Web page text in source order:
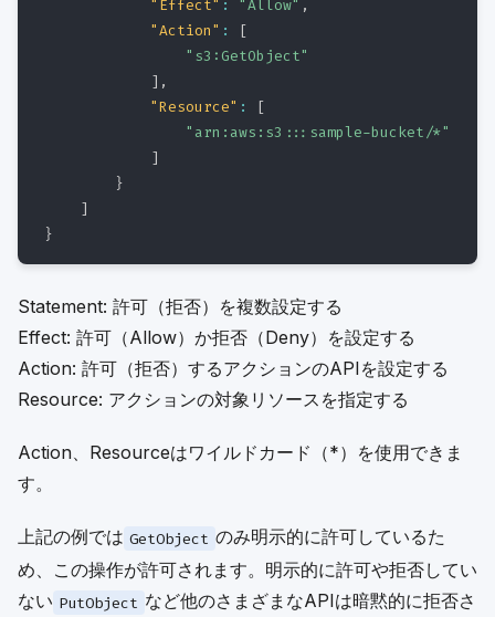
"Effect" : "Allow" ,
"Action" :
[
"s3:GetObject"
] ,
"Resource" :
[
"arn:aws:s3:::sample-bucket/*"
]
}
]
}
Statement: 許可（拒否）を複数設定する
Effect: 許可（Allow）か拒否（Deny）を設定する
Action: 許可（拒否）するアクションのAPIを設定する
Resource: アクションの対象リソースを指定する
Action、Resourceはワイルドカード（*）を使用できま
す。
上記の例では GetObject のみ明示的に許可しているた
め、この操作が許可されます。明示的に許可や拒否してい
ない PutObject など他のさまざまなAPIは暗黙的に拒否さ